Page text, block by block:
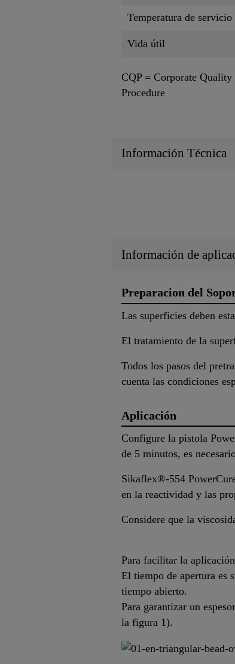
Temperatura de
Vida útil
CQP = Corporate Quality
Procedure
Información Técnica
Información de
Preparacion del
Las superficies deben
El tratamiento de la
Todos los pasos del
cuenta las condiciones
Aplicación
Configure la pistola
de 5 minutos, es
Sikaflex®-554
en la reactividad y las
Considere que la
Para facilitar la
El tiempo de apertura es
tiempo abierto.
Para garantizar un
la figura 1).